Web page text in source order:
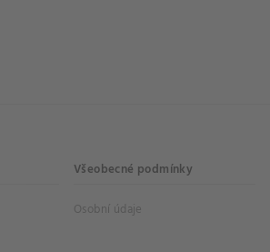
Všeobecné podmínky
Osobní údaje